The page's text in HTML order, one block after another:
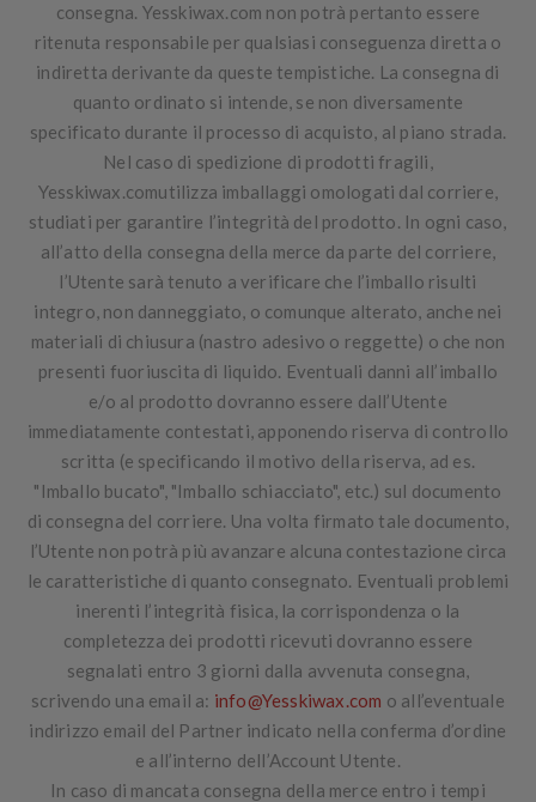
consegna. Yesskiwax.com non potrà pertanto essere
ritenuta responsabile per qualsiasi conseguenza diretta o
indiretta derivante da queste tempistiche. La consegna di
quanto ordinato si intende, se non diversamente
specificato durante il processo di acquisto, al piano strada.
Nel caso di spedizione di prodotti fragili,
Yesskiwax.comutilizza imballaggi omologati dal corriere,
studiati per garantire l’integrità del prodotto. In ogni caso,
all’atto della consegna della merce da parte del corriere,
l’Utente sarà tenuto a verificare che l’imballo risulti
integro, non danneggiato, o comunque alterato, anche nei
materiali di chiusura (nastro adesivo o reggette) o che non
presenti fuoriuscita di liquido. Eventuali danni all’imballo
e/o al prodotto dovranno essere dall’Utente
immediatamente contestati, apponendo riserva di controllo
scritta (e specificando il motivo della riserva, ad es.
"Imballo bucato", "Imballo schiacciato", etc.) sul documento
di consegna del corriere. Una volta firmato tale documento,
l’Utente non potrà più avanzare alcuna contestazione circa
le caratteristiche di quanto consegnato. Eventuali problemi
inerenti l’integrità fisica, la corrispondenza o la
completezza dei prodotti ricevuti dovranno essere
segnalati entro 3 giorni dalla avvenuta consegna,
scrivendo una email a: info@Yesskiwax.com o all’eventuale
indirizzo email del Partner indicato nella conferma d’ordine
e all’interno dell’Account Utente.
In caso di mancata consegna della merce entro i tempi